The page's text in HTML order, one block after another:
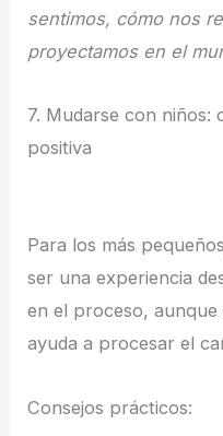
sentimos, cómo nos
proyectamos en el
7. Mudarse con niños:
positiva
Para los más
ser una experiencia
en el proceso, aunque
ayuda a procesar el
Consejos prácticos: